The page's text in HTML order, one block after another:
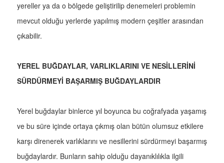
yereller ya da o bölgede geliştirilip denemeleri problemin
mevcut olduğu yerlerde yapılmış modern çeşitler arasından
çıkabilir.
YEREL BUĞDAYLAR, VARLIKLARINI VE NESİLLERİNİ
SÜRDÜRMEYİ BAŞARMIŞ BUĞDAYLARDIR
Yerel buğdaylar binlerce yıl boyunca bu coğrafyada yaşamış
ve bu süre içinde ortaya çıkmış olan bütün olumsuz etkilere
karşı direnerek varlıklarını ve nesillerini sürdürmeyi başarmış
buğdaylardır. Bunların sahip olduğu dayanıklılıkla ilgili